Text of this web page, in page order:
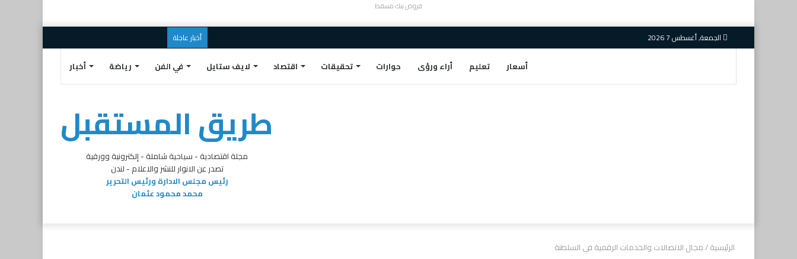
قروض بنك مسقط
الجمعة, أغسطس 7 2026 أخبار عاجلة
الالكتروني
أخبار رياضة في الفن لايف ستايل اقتصاد تحقيقات حوارات أراء ورؤى تعليم أسعار
طريق المستقبل
مجلة اقتصادية - سياحية شاملة - إلكترونية وورقية
تصدر عن الانوار للنشر والاعلام - لندن
رئيس مجلس الادارة ورئيس التحرير
محمد محمود عثمان
الرئيسية/مجال الاتصالات والخدمات الرقمية في السلطنة